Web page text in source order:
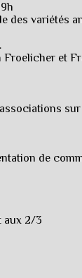
des
et
de
aux 2/3